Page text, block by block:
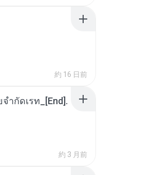
約 16 日前
ำกัดเรท_[End].
約 3 月前